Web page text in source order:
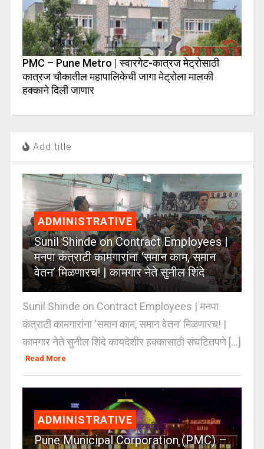
PMC – Pune Metro | स्वारगेट-कात्रज मेट्रोसाठी
कात्रज चौकातील महापालिकेची जागा मेट्रोला मालकी
हक्काने दिली जाणार
Add title
ADMINISTRATIVE
Sunil Shinde on Contract Employees |
मनपा कंत्राटी कामगारांना ‘समान काम, समान
वेतन’ मिळणारच! | कामगार नेते सुनील शिंदे
Sunil Shinde on Contract Employees | मनपा
कंत्राटी कामगारांना ‘समान काम, समान वेतन’ मिळणारच! |
कामगार नेते सुनील शिंदे कायदेशीर हक्कासाठी संघटितपणे [...]
Read More
ADMINISTRATIVE
Pune Municipal Corporation (PMC) –